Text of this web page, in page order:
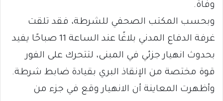
وفاة.
وبحسب المكتب الصحفي للشرطة، فقد تلقت
غرفة الدفاع المدني بلاغًا عند الساعة 11 صباحًا يفيد
بحدوث انهيار جزئي في المبنى، لتتحرك على الفور
قوة مختصة من الإنقاذ البري بقيادة ضابط شرطة.
وأظهرت المعاينة أن الانهيار وقع في جزء من